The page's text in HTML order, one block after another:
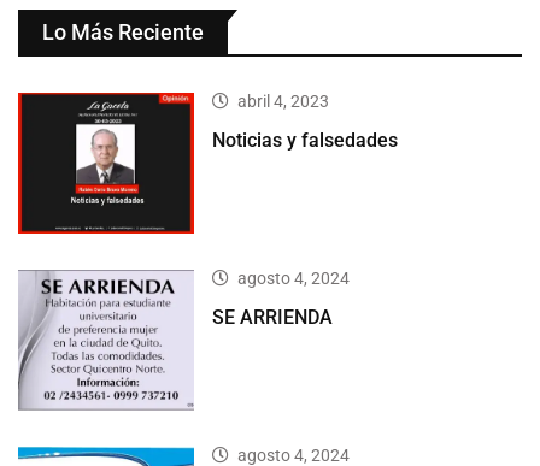
Lo Más Reciente
abril 4, 2023
Noticias y falsedades
agosto 4, 2024
SE ARRIENDA
agosto 4, 2024